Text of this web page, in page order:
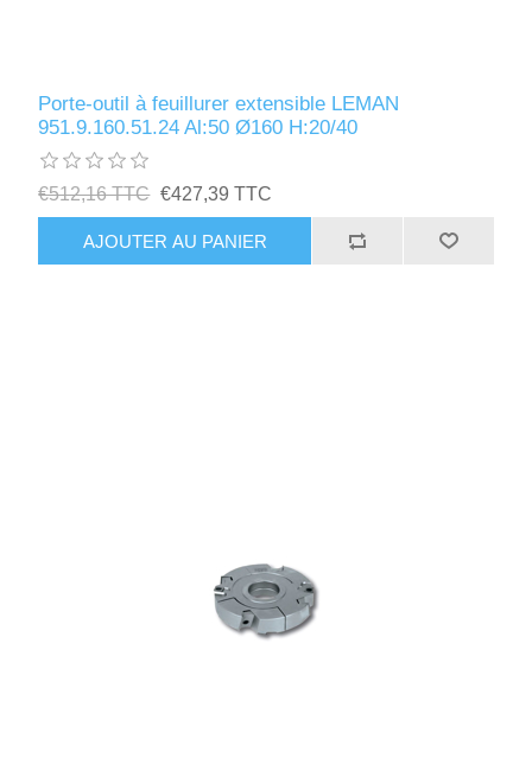
Porte-outil à feuillurer extensible LEMAN
951.9.160.51.24 Al:50 Ø160 H:20/40
€512,16 TTC €427,39 TTC